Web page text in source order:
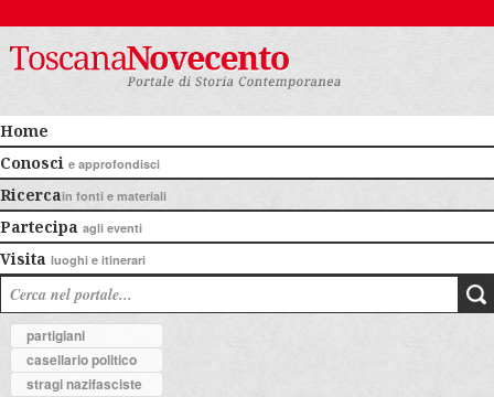
Home
Conosci e approfondisci
Ricercain fonti e materiali
Partecipa agli eventi
Visita luoghi e itinerari
partigiani
casellario politico
stragi nazifasciste